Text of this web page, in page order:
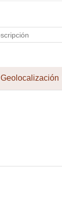
Geolocalización